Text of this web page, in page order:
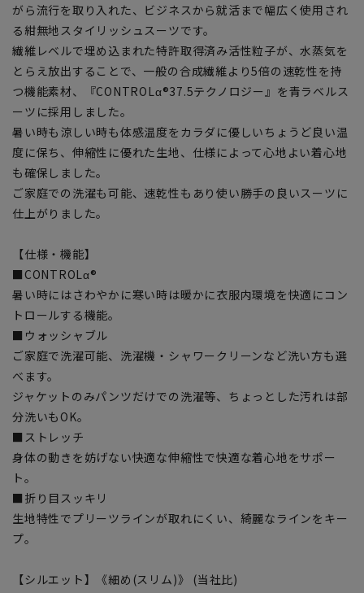
がら流行を取り入れた、ビジネスから就活まで幅広く使用され
る紺無地スタイリッシュスーツです。
繊維レベルで埋め込まれた特許取得済み活性粒子が、水蒸気を
とらえ放出することで、一般の合成繊維より5倍の速乾性を持
つ機能素材、『CONTROLα®37.5テクノロジー』を青ラベルス
ーツに採用しました。
暑い時も涼しい時も体感温度をカラダに優しいちょうど良い温
度に保ち、伸縮性に優れた生地、仕様によって心地よい着心地
も確保しました。
ご家庭での洗濯も可能、速乾性もあり使い勝手の良いスーツに
仕上がりました。
【仕様・機能】
■CONTROLα®
暑い時にはさわやかに寒い時は暖かに衣服内環境を快適にコン
トロールする機能。
■ウォッシャブル
ご家庭で洗濯可能、洗濯機・シャワークリーンなど洗い方も選
べます。
ジャケットのみパンツだけでの洗濯等、ちょっとした汚れは部
分洗いもOK。
■ストレッチ
身体の動きを妨げない快適な伸縮性で快適な着心地をサポー
ト。
■折り目スッキリ
生地特性でプリーツラインが取れにくい、綺麗なラインをキー
プ。
【シルエット】《細め(スリム)》 (当社比)